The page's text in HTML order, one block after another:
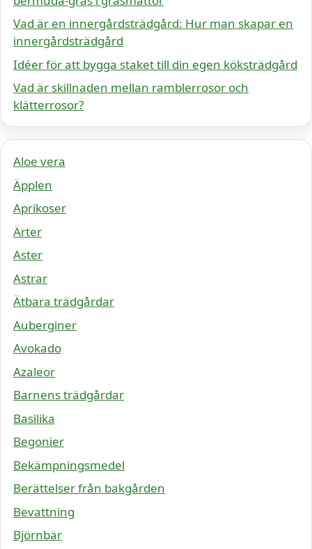
Vad är en innergårdsträdgård: Hur man skapar en
innergårdsträdgård
Idéer för att bygga staket till din egen köksträdgård
Vad är skillnaden mellan ramblerrosor och
klätterrosor?
Aloe vera
Äpplen
Aprikoser
Ärter
Aster
Astrar
Ätbara trädgårdar
Auberginer
Avokado
Azaleor
Barnens trädgårdar
Basilika
Begonier
Bekämpningsmedel
Berättelser från bakgården
Bevattning
Björnbär